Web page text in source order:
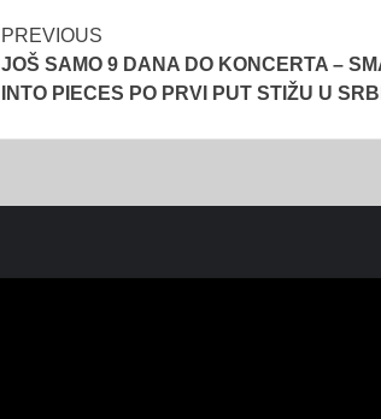
Post
navigation
PREVIOUS
JOŠ SAMO 9 DANA DO KONCERTA –
INTO PIECES PO PRVI PUT STIŽU U